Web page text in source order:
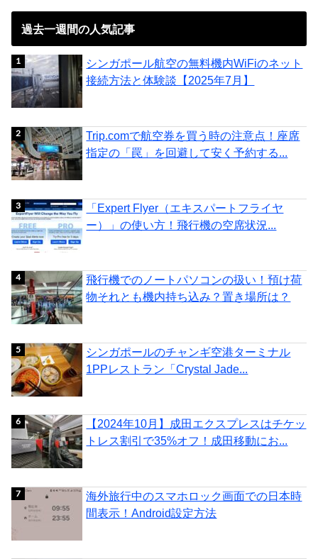
過去一週間の人気記事
シンガポール航空の無料機内WiFiのネット
接続方法と体験談【2025年7月】
Trip.comで航空券を買う時の注意点！座席
指定の「罠」を回避して安く予約する...
「Expert Flyer（エキスパートフライヤ
ー）」の使い方！飛行機の空席状況...
飛行機でのノートパソコンの扱い！預け荷
物それとも機内持ち込み？置き場所は？
シンガポールのチャンギ空港ターミナル
1PPレストラン「Crystal Jade...
【2024年10月】成田エクスプレスはチケッ
トレス割引で35%オフ！成田移動にお...
海外旅行中のスマホロック画面での日本時
間表示！Android設定方法